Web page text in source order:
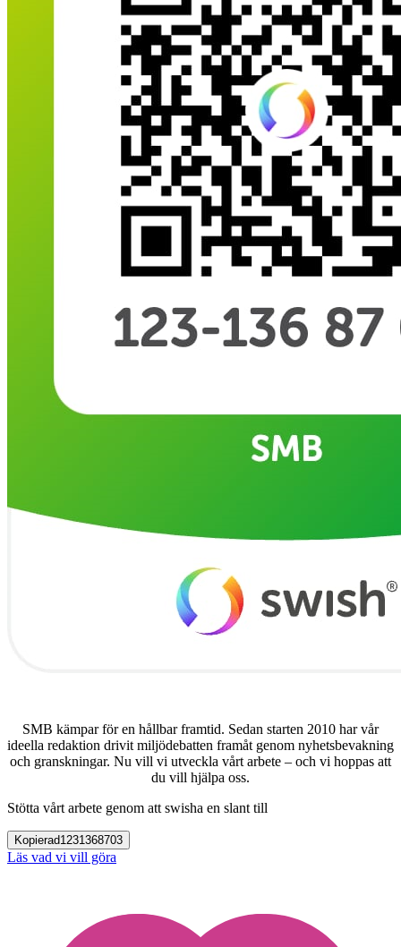
SMB kämpar för en hållbar framtid. Sedan starten 2010 har vår
ideella redaktion drivit miljödebatten framåt genom nyhetsbevakning
och granskningar. Nu vill vi utveckla vårt arbete – och vi hoppas att
du vill hjälpa oss.
Stötta vårt arbete genom att swisha en slant till
Kopierad1231368703
Läs vad vi vill göra